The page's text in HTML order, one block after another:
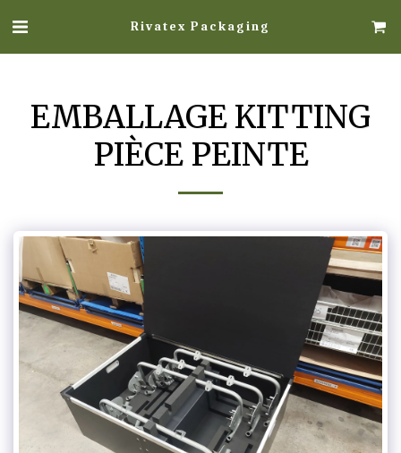
Rivatex Packaging
EMBALLAGE KITTING
PIÈCE PEINTE